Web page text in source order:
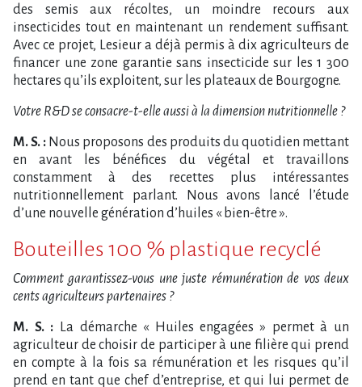
des semis aux récoltes, un moindre recours aux
insecticides tout en maintenant un rendement suffisant.
Avec ce projet, Lesieur a déjà permis à dix agriculteurs de
financer une zone garantie sans insecticide sur les 1 300
hectares qu’ils exploitent, sur les plateaux de Bourgogne.
Votre R&D se consacre-t-elle aussi à la dimension nutritionnelle ?
M. S. : Nous proposons des produits du quotidien mettant
en avant les bénéfices du végétal et travaillons
constamment à des recettes plus intéressantes
nutritionnellement parlant. Nous avons lancé l’étude
d’une nouvelle génération d’huiles « bien-être ».
Bouteilles 100 % plastique recyclé
Comment garantissez-vous une juste rémunération de vos deux
cents agriculteurs partenaires ?
M. S. :
La démarche « Huiles engagées » permet à un
agriculteur de choisir de participer à une filière qui prend
en compte à la fois sa rémunération et les risques qu’il
prend en tant que chef d’entreprise, et qui lui permet de